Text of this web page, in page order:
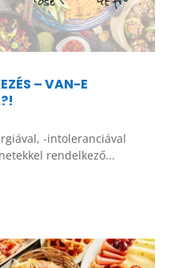
– VAN-E
-intoleranciával
rendelkező...